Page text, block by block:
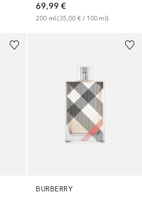
69,99 €
200 ml (35,00 € / 100 ml )
BURBERRY